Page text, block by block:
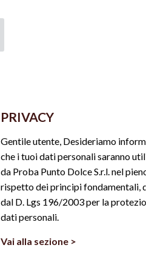
PRIVACY
Gentile utente, Desideriamo
che i tuoi dati personali saranno
da Proba Punto Dolce S.r.l. nel
rispetto dei principi fondamentali,
dal D. Lgs 196/2003 per la
dati personali.
Vai alla sezione >